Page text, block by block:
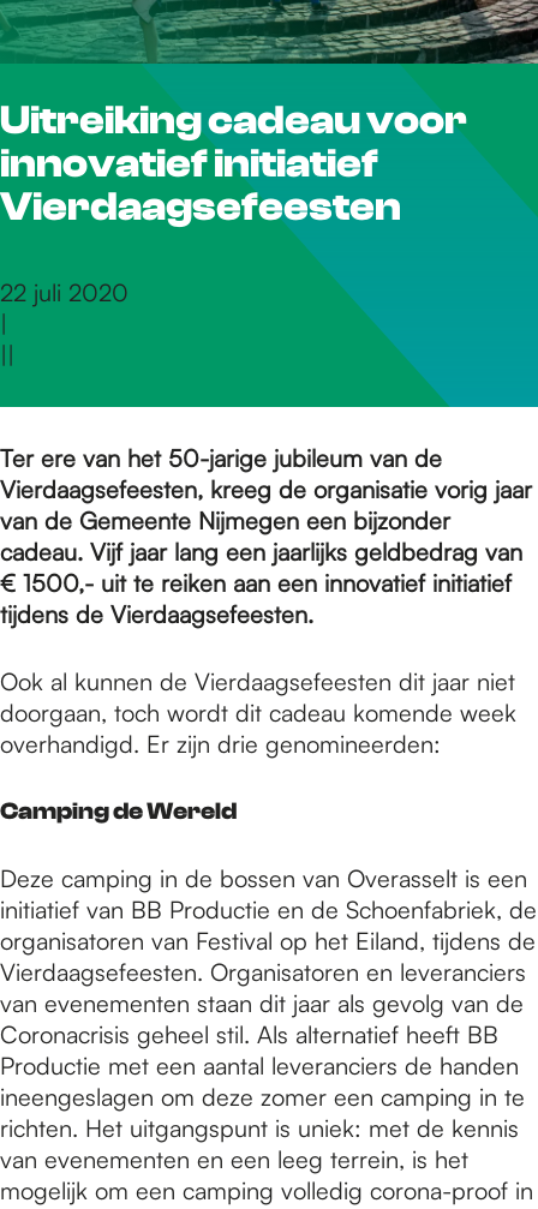
r
d
e
o
m
e
p
a
e
Uitreiking cadeau voor
innovatief initiatief
Vierdaagsefeesten
22 juli 2020
|
||
Ter ere van het 50-jarige jubileum van de
Vierdaagsefeesten, kreeg de organisatie vorig jaar
van de Gemeente Nijmegen een bijzonder
cadeau. Vijf jaar lang een jaarlijks geldbedrag van
€ 1500,- uit te reiken aan een innovatief initiatief
tijdens de Vierdaagsefeesten.
Ook al kunnen de Vierdaagsefeesten dit jaar niet
doorgaan, toch wordt dit cadeau komende week
overhandigd. Er zijn drie genomineerden:
Camping de Wereld
Deze camping in de bossen van Overasselt is een
initiatief van BB Productie en de Schoenfabriek, de
organisatoren van Festival op het Eiland, tijdens de
Vierdaagsefeesten. Organisatoren en leveranciers
van evenementen staan dit jaar als gevolg van de
Coronacrisis geheel stil. Als alternatief heeft BB
Productie met een aantal leveranciers de handen
ineengeslagen om deze zomer een camping in te
richten. Het uitgangspunt is uniek: met de kennis
van evenementen en een leeg terrein, is het
mogelijk om een camping volledig corona-proof in